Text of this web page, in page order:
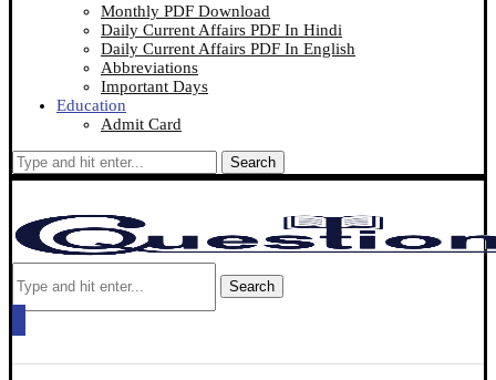
Monthly PDF Download
Daily Current Affairs PDF In Hindi
Daily Current Affairs PDF In English
Abbreviations
Important Days
Education
Admit Card
Search
Search